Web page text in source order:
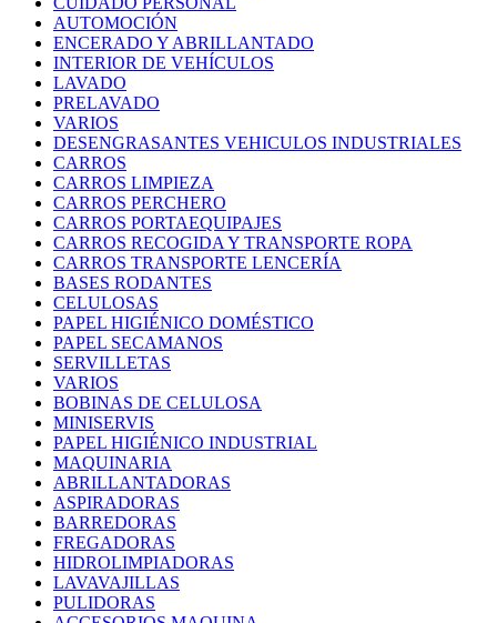
AUTOMOCIÓN
ENCERADO Y ABRILLANTADO
INTERIOR DE VEHÍCULOS
LAVADO
PRELAVADO
VARIOS
DESENGRASANTES VEHICULOS INDUSTRIALES
CARROS
CARROS LIMPIEZA
CARROS PERCHERO
CARROS PORTAEQUIPAJES
CARROS RECOGIDA Y TRANSPORTE ROPA
CARROS TRANSPORTE LENCERÍA
BASES RODANTES
CELULOSAS
PAPEL HIGIÉNICO DOMÉSTICO
PAPEL SECAMANOS
SERVILLETAS
VARIOS
BOBINAS DE CELULOSA
MINISERVIS
PAPEL HIGIÉNICO INDUSTRIAL
MAQUINARIA
ABRILLANTADORAS
ASPIRADORAS
BARREDORAS
FREGADORAS
HIDROLIMPIADORAS
LAVAVAJILLAS
PULIDORAS